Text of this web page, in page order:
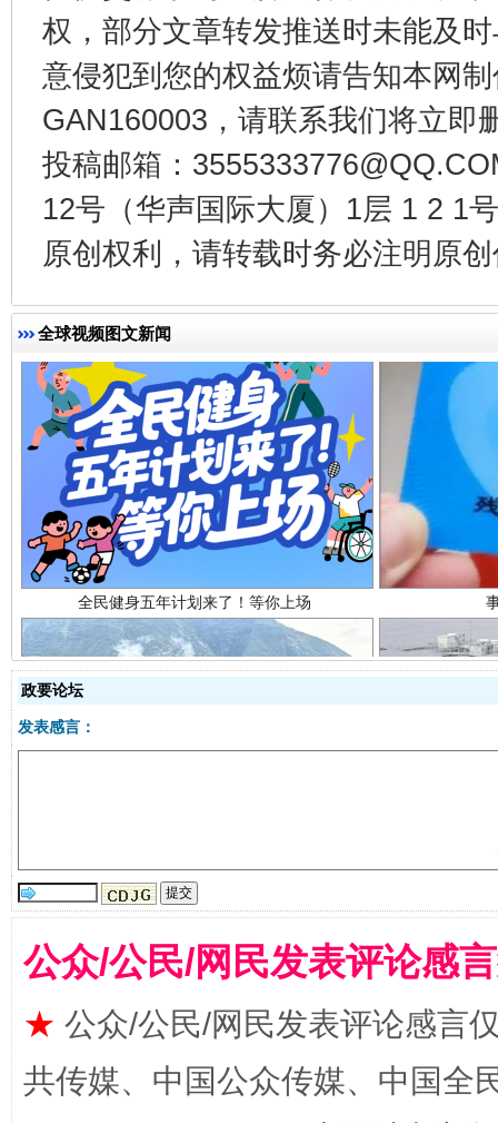
权，部分文章转发推送时未能及
意侵犯到您的权益烦请告知本网
GAN160003，请联系我们将立即
投稿邮箱：
12号（华声国际大厦）1层 1 2 1
原创权利，请转载时务必注明原
全球视频图文新闻
受贿1.44亿！段成刚被判无期
全民健身五年计划来了！等你上场
国家大学科技园优化重塑工作
政要论坛
发表感言：
公众/公民/网民发表评论感
★ 公众/公民/网民发表评论感言
共传媒、中国公众传媒、中国全